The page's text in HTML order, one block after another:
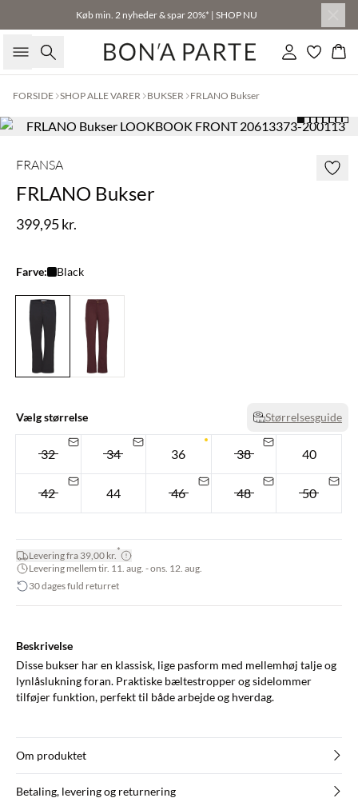
Køb min. 2 nyheder & spar 20%* | SHOP NU
Søg Log ind
FORSIDE SHOP ALLE VARER BUKSER FRLANO Bukser
FRANSA
FRLANO Bukser
399,95 kr.
Farve: Black
Vælg størrelse Størrelsesguide
32 34 36 38 40
42 44 46 48 50
Levering fra 39,00 kr. *
Levering mellem tir. 11. aug. - ons. 12. aug.
30 dages fuld returret
Beskrivelse
Disse bukser har en klassisk, lige pasform med mellemhøj talje og
lynlåslukning foran. Praktiske bæltestropper og sidelommer
tilføjer funktion, perfekt til både arbejde og hverdag.
Om produktet
Betaling, levering og returnering